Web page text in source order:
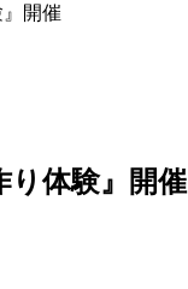
』開催
り体験』開催